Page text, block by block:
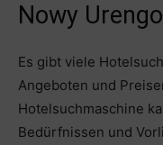
Nowy
Es gibt viele
Angeboten und
Hotelsuchmaschine
Bedürfnissen und